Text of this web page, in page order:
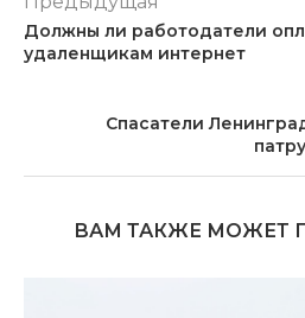
Должны ли работодатели
удаленщикам интернет
Спасатели
ВАМ ТАКЖЕ МОЖЕТ